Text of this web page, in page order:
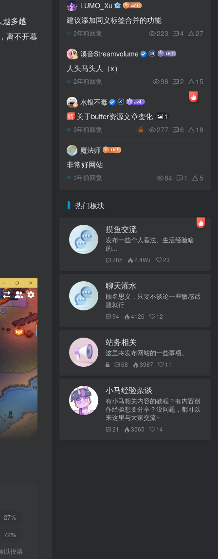
越多越
离不开暮
27%
72%
以投票
LUMO_Xu
建议添加同义标签合并的功能
2年前回复 223 4 27
溪音Streamvolume
人头马头人（x）
2年前回复 98 2 15
水银不毒
精 关于butter资源文章变化 1
3年前回复 277 6 18
魔法师
非常好网站
3年前回复 84 1 5
热门板块
摸鱼交流
发布一些个人看法、生活经验啥
的...
785 2.4W+ 23
聊天灌水
顾名思义，只要不谈论一些敏感话
题就行
94 4126 12
站务相关
这里将发布网站的一些事项。
68 3987 11
小马经验杂谈
有小马相关内容的教程？有内容创
作经验想要分享？没问题，都可以
来这里与大家交流~
21 3565 14